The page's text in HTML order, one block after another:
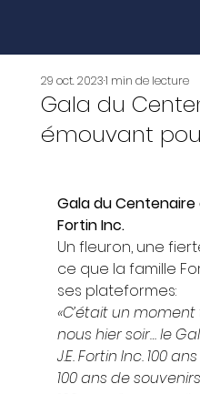
Gala du
émouvant
29 oct. 20231 min de lecture
Gala du Centenaire
Fortin Inc.
Un fleuron, une
ce que la famille
ses plateformes:
«C’était un
nous hier soir… le
J.E. Fortin Inc. 100
100 ans de